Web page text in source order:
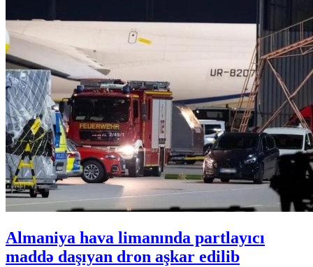
Almaniya hava limanında partlayıcı
maddə daşıyan dron aşkar edilib